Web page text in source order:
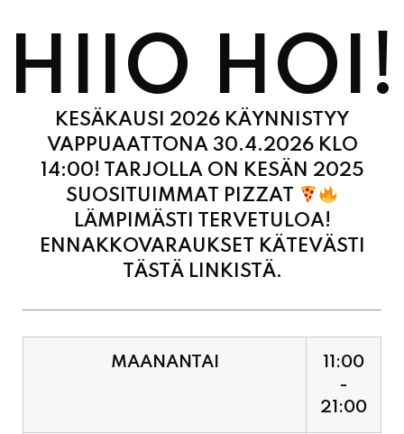
HIIO HOI!
KESÄKAUSI 2026 KÄYNNISTYY
VAPPUAATTONA 30.4.2026 KLO
14:00! TARJOLLA ON KESÄN 2025
SUOSITUIMMAT PIZZAT
LÄMPIMÄSTI TERVETULOA!
ENNAKKOVARAUKSET KÄTEVÄSTI
TÄSTÄ LINKISTÄ.
MAANANTAI
11:00
-
21:00